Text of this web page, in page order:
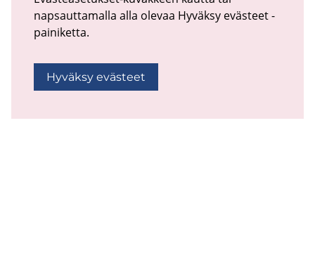
napsauttamalla alla olevaa Hyväksy evästeet -
painiketta.
Hyväksy evästeet